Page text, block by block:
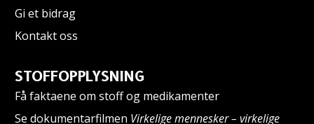
Gi et bidrag
Kontakt oss
STOFFOPPLYSNING
Få faktaene om stoff og medikamenter
Se dokumentarfilmen Virkelige mennesker – virkelige